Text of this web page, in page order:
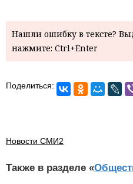
Нашли ошибку в тексте?
нажмите: Ctrl+Enter
Поделиться:
Новости СМИ2
Также в разделе «